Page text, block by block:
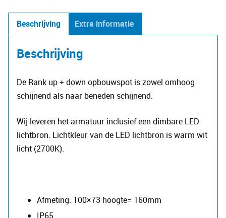
LED
lichtbron
Beschrijving Extra informatie
Beschrijving
De Rank up + down opbouwspot is zowel omhoog
schijnend als naar beneden schijnend.
Wij leveren het armatuur inclusief een dimbare LED
lichtbron. Lichtkleur van de LED lichtbron is warm wit
licht (2700K).
Afmeting: 100×73 hoogte= 160mm
IP65